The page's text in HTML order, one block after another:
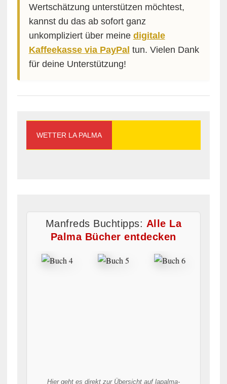
Wertschätzung unterstützen möchtest,
kannst du das ab sofort ganz
unkompliziert über meine digitale
Kaffeekasse via PayPal tun. Vielen Dank
für deine Unterstützung!
WETTER LA PALMA
Manfreds Buchtipps: Alle La
Palma Bücher entdecken
Hier geht es direkt zur Übersicht auf lapalma-